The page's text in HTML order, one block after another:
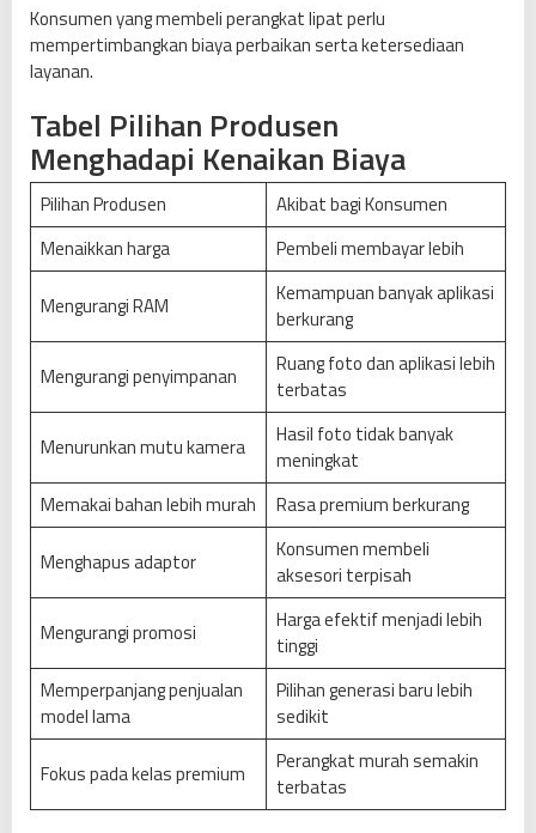
Konsumen yang membeli perangkat lipat perlu
mempertimbangkan biaya perbaikan serta ketersediaan
layanan.
Tabel Pilihan Produsen
Menghadapi Kenaikan Biaya
Pilihan Produsen
Akibat bagi Konsumen
Menaikkan harga
Pembeli membayar lebih
Mengurangi RAM
Kemampuan banyak aplikasi
berkurang
Mengurangi penyimpanan
Ruang foto dan aplikasi lebih
terbatas
Menurunkan mutu kamera
Hasil foto tidak banyak
meningkat
Memakai bahan lebih murah
Rasa premium berkurang
Menghapus adaptor
Konsumen membeli
aksesori terpisah
Mengurangi promosi
Harga efektif menjadi lebih
tinggi
Memperpanjang penjualan
model lama
Pilihan generasi baru lebih
sedikit
Fokus pada kelas premium
Perangkat murah semakin
terbatas